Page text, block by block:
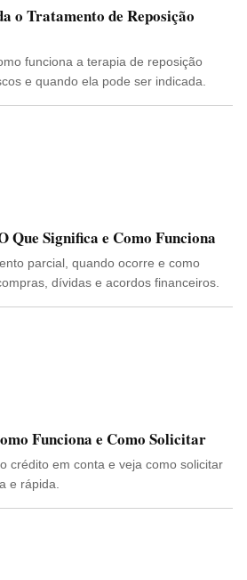
o Tratamento de Reposição
funciona a terapia de reposição
e quando ela pode ser indicada.
Que Significa e Como Funciona
parcial, quando ocorre e como
dívidas e acordos financeiros.
Funciona e Como Solicitar
crédito em conta e veja como solicitar
e rápida.